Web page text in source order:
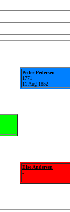
Peder Pedersen
1771
11 Aug 1852
Else Andersen
-
-